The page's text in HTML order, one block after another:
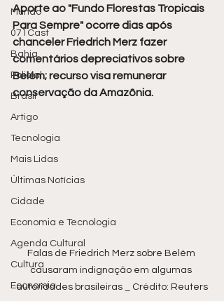
Mundo
071Cast
Bahia
Policial
Brasil
Artigo
Tecnologia
Mais Lidas
Últimas Notícias
Cidade
Economia e Tecnologia
Agenda Cultural
Cultura
Economia
Aporte ao "Fundo Florestas Tropicais
Para Sempre" ocorre dias após
chanceler Friedrich Merz fazer
comentários depreciativos sobre
Belém; recurso visa remunerar
conservação da Amazônia.
Falas de Friedrich Merz sobre Belém
causaram indignação em algumas
autoridades brasileiras _ Crédito: Reuters